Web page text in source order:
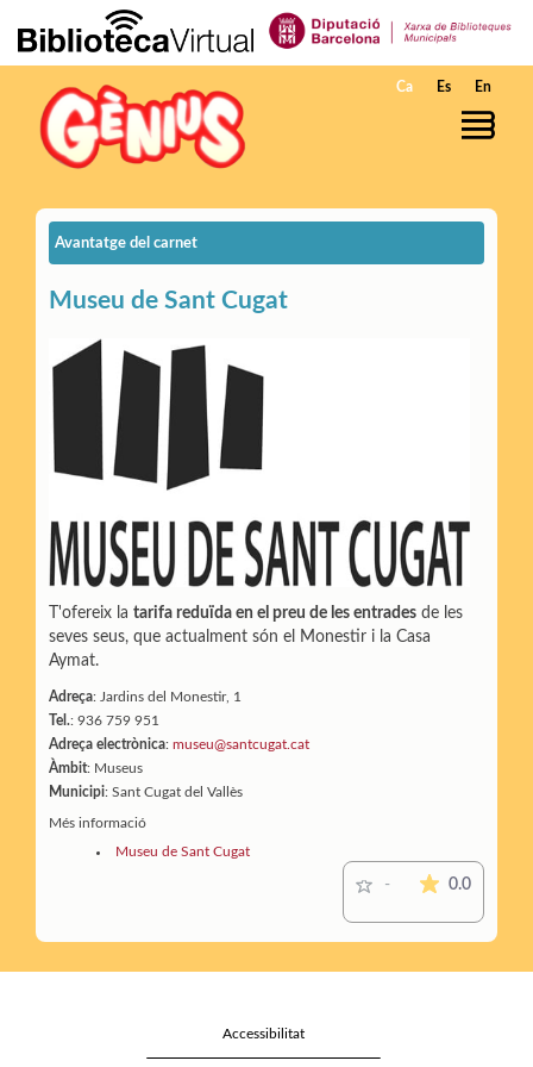
Salta al contingut principal
Ca Es En
Avantatge del carnet
Museu de Sant Cugat
T'ofereix la tarifa reduïda en el preu de les entrades de les
seves seus, que actualment són el Monestir i la Casa
Aymat.
Adreça: Jardins del Monestir, 1
Tel.: 936 759 951
Adreça electrònica: museu@santcugat.cat
Àmbit: Museus
Municipi: Sant Cugat del Vallès
Més informació
Museu de Sant Cugat
- 0.0La
Accessibilitat